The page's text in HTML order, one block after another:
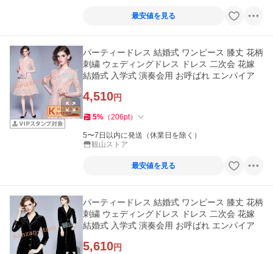
最安値を見る
パーティードレス 結婚式 ワンピース 膝丈 花柄
刺繍 ウェディングドレス ドレス 二次会 花嫁
結婚式 入学式 演奏会用 お呼ばれ エンパイア
4,510円
5% （206pt）
5〜7日以内に発送（休業日を除く）
観山ストア
最安値を見る
パーティードレス 結婚式 ワンピース 膝丈 花柄
刺繍 ウェディングドレス ドレス 二次会 花嫁
結婚式 入学式 演奏会用 お呼ばれ エンパイア
5,610円